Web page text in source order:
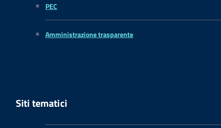
PEC
Amministrazione trasparente
Siti tematici